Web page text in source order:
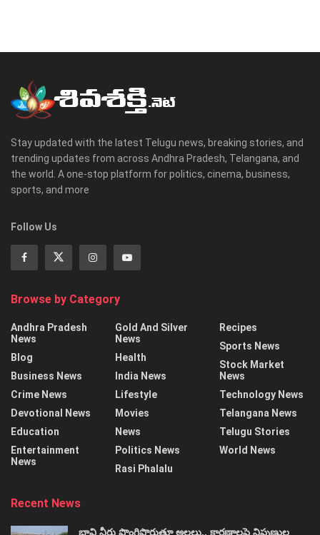
Stay updated with the latest Telugu news, breaking stories, and
trending updates from across Andhra Pradesh, Telangana, and
the world. A one-stop platform for politics, cinema, business,
sports, and more
Follow Us
Browse by Category
Andhra Pradesh
News
Blog
Business News
Crime News
Devotional News
Education
Entertainment
News
Gold And Silver
News
Health
India News
Lifestyle
Movies
News
Politics News
Rasi Phalalu
Recipes
Sports News
Stock Market
News
Technology News
Telangana News
Telugu Stories
World News
Recent News
బావి నీరు పొంగిపొర్లుతూ అలలు.. కారణాలపై నిపుణుల